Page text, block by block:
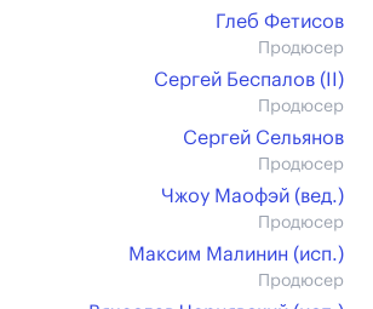
Глеб Фетисов
Продюсер
Сергей Беспалов (II)
Продюсер
Сергей Сельянов
Продюсер
Чжоу Маофэй (вед.)
Продюсер
Максим Малинин (иcп.)
Продюсер